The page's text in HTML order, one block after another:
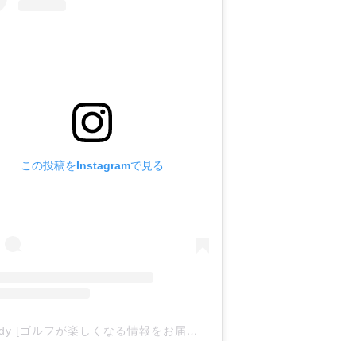
この投稿をInstagramで見る
Caddy [ゴルフが楽しくなる情報をお届け